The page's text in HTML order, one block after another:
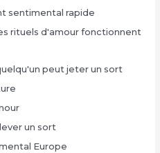
sentimental rapide
rituels d'amour fonctionnent
peut jeter un sort
un sort
Europe